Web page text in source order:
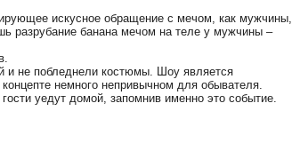
искусное обращение с мечом, как мужчины,
разрубание банана мечом на теле у мужчины –
и не побледнели костюмы. Шоу является
немного непривычном для обывателя.
уедут домой, запомнив именно это событие.